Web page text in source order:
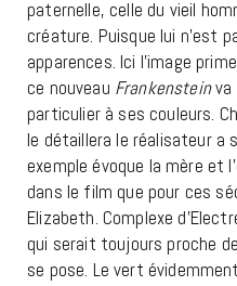
paternelle, celle du vieil
créature. Puisque lui n’est
apparences. Ici l’image
ce nouveau Frankensteinva
particulier à ses couleurs.
le détaillera le réalisateur a
exemple évoque la mère et
dans le film que pour ces
Elizabeth. Complexe
qui serait toujours proche
se pose. Le vert